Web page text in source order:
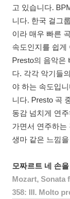
고 있습니다.
니다. 한국 걸그
이라 매우 빠른
속도인지를 쉽게
Presto의 음악은
다. 각각 악기들
야 하는 속도입
니다. Presto 곡
동감 넘치게 연
가면서 연주하는
생마 같은 느낌
모짜르트 네 손
Mozart, Sonata
358:
III. Molto